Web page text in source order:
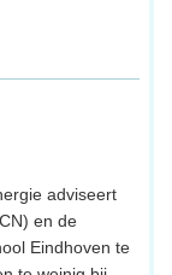
adviseert
en de
Eindhoven te